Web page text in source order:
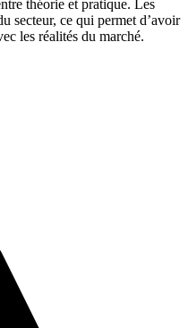
théorie et pratique. Les
secteur, ce qui permet d’avoir
les réalités du marché.